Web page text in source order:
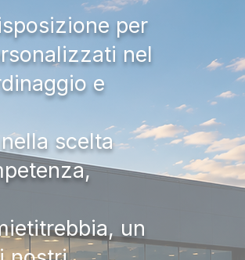
per
nel
e
scelta
un